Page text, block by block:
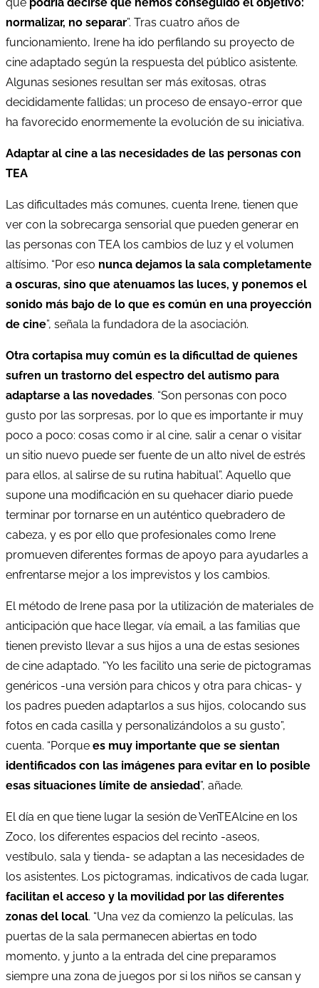
normalizar, no separar”. Tras cuatro años de
funcionamiento, Irene ha ido perfilando su proyecto de
cine adaptado según la respuesta del público asistente.
Algunas sesiones resultan ser más exitosas, otras
decididamente fallidas; un proceso de ensayo-error que
ha favorecido enormemente la evolución de su iniciativa.
Adaptar al cine a las necesidades de las personas con
TEA
Las dificultades más comunes, cuenta Irene, tienen que
ver con la sobrecarga sensorial que pueden generar en
las personas con TEA los cambios de luz y el volumen
altísimo. “Por eso nunca dejamos la sala completamente
a oscuras, sino que atenuamos las luces, y ponemos el
sonido más bajo de lo que es común en una proyección
de cine”, señala la fundadora de la asociación.
Otra cortapisa muy común es la dificultad de quienes
sufren un trastorno del espectro del autismo para
adaptarse a las novedades. “Son personas con poco
gusto por las sorpresas, por lo que es importante ir muy
poco a poco: cosas como ir al cine, salir a cenar o visitar
un sitio nuevo puede ser fuente de un alto nivel de estrés
para ellos, al salirse de su rutina habitual”. Aquello que
supone una modificación en su quehacer diario puede
terminar por tornarse en un auténtico quebradero de
cabeza, y es por ello que profesionales como Irene
promueven diferentes formas de apoyo para ayudarles a
enfrentarse mejor a los imprevistos y los cambios.
El método de Irene pasa por la utilización de materiales de
anticipación que hace llegar, vía email, a las familias que
tienen previsto llevar a sus hijos a una de estas sesiones
de cine adaptado. “Yo les facilito una serie de pictogramas
genéricos -una versión para chicos y otra para chicas- y
los padres pueden adaptarlos a sus hijos, colocando sus
fotos en cada casilla y personalizándolos a su gusto”,
cuenta. “Porque es muy importante que se sientan
identificados con las imágenes para evitar en lo posible
esas situaciones límite de ansiedad”, añade.
El día en que tiene lugar la sesión de VenTEAlcine en los
Zoco, los diferentes espacios del recinto -aseos,
vestíbulo, sala y tienda- se adaptan a las necesidades de
los asistentes. Los pictogramas, indicativos de cada lugar,
facilitan el acceso y la movilidad por las diferentes
zonas del local. “Una vez da comienzo la películas, las
puertas de la sala permanecen abiertas en todo
momento, y junto a la entrada del cine preparamos
siempre una zona de juegos por si los niños se cansan y